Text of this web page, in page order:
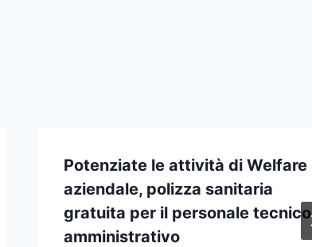
Potenziate le attività di Welfare
aziendale, polizza sanitaria
gratuita per il personale tecnico
amministrativo